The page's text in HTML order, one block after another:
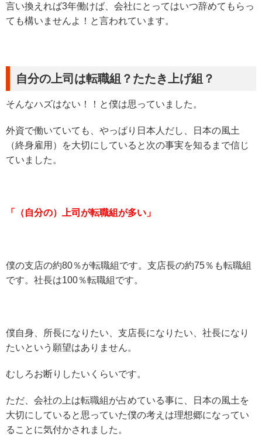
言い換えれば3年働けば、会社にとってはいつ辞めてもらっ
ても構いませんよ！と言われています。
自分の上司は転職組？たたき上げ組？
そんなハズはない！！と僕は思っていました。
外資で働いていても、やっぱり日本人だし、日本の風土
（終身雇用）を大切にしていると次の事実を知るまで信じ
ていました。
「（自分の）上司が転職組が多い」
僕の支店の約80％が転職組です。支店長の約75％も転職組
です。社長は100％転職組です。
僕自身、所長になりたい、支店長になりたい、社長になり
たいという願望はありません。
むしろお断りしたいくらいです。
ただ、会社の上は転職組が占めている事に、日本の風土を
大切にしていると思っていた僕の考えは理想郷になってい
ることに気付かされました。